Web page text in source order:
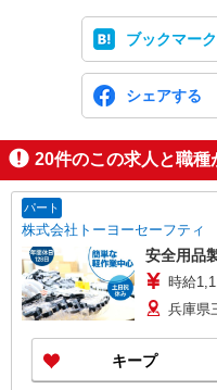
ブックマーク
シェアする
20件のこの求人と職種
パート
株式会社トーヨーセーフティ
安全用品
時給
兵庫県
キープ